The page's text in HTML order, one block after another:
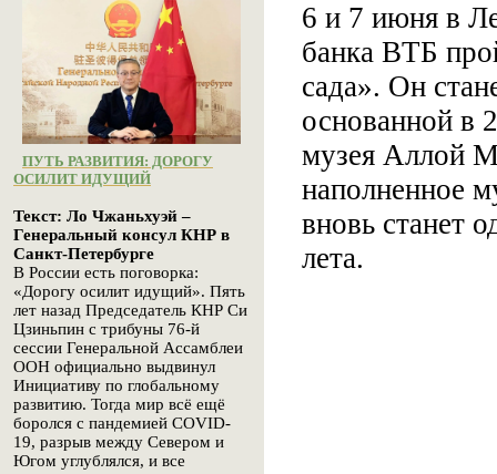
ПУТЬ РАЗВИТИЯ: ДОРОГУ
ОСИЛИТ ИДУЩИЙ
Текст: Ло Чжаньхуэй –
Генеральный консул КНР в
Санкт-Петербурге
В России есть поговорка:
«Дорогу осилит идущий». Пять
лет назад Председатель КНР Си
Цзиньпин с трибуны 76-й
сессии Генеральной Ассамблеи
ООН официально выдвинул
Инициативу по глобальному
развитию. Тогда мир всё ещё
боролся с пандемией COVID-
19, разрыв между Севером и
Югом углублялся, и все
6 и 7 июня в
банка ВТБ
сада». Он
основанной в
музея Аллой
наполненное
вновь станет
лета.